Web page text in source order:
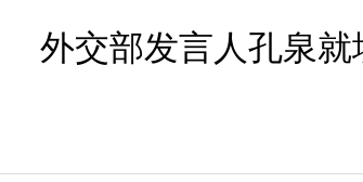
外交部发言人孔泉